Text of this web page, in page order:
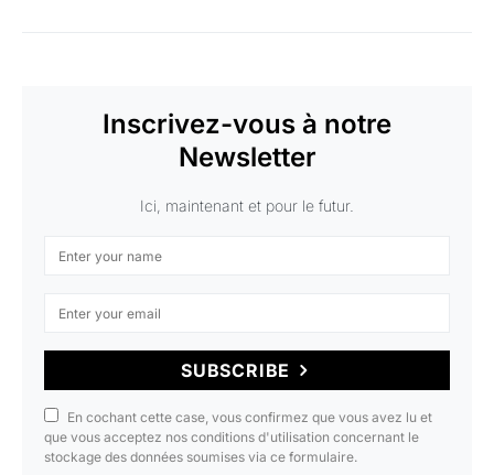
Inscrivez-vous à notre
Newsletter
Ici, maintenant et pour le futur.
SUBSCRIBE
En cochant cette case, vous confirmez que vous avez lu et
que vous acceptez nos conditions d'utilisation concernant le
stockage des données soumises via ce formulaire.